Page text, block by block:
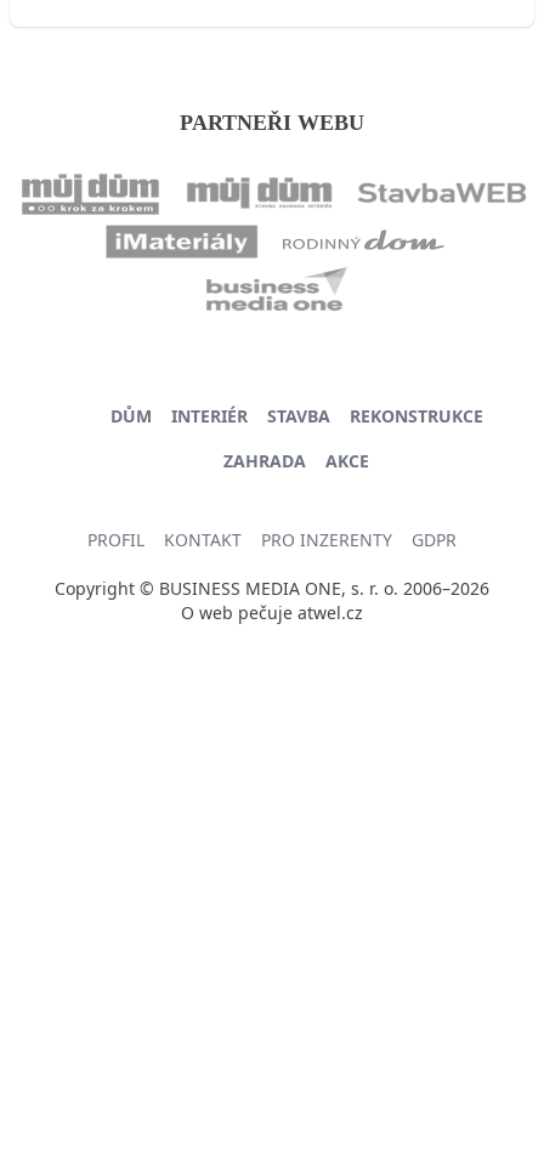
PARTNEŘI WEBU
DŮM INTERIÉR STAVBA
REKONSTRUKCE
ZAHRADA
AKCE
PROFIL KONTAKT PRO INZERENTY GDPR
Copyright © BUSINESS MEDIA ONE, s. r. o. 2006–2026